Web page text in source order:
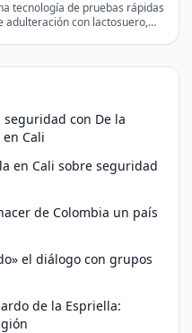
tecnología de pruebas rápidas
adulteración con lactosuero,
con De la
Cali
en Cali sobre seguridad
de Colombia un país
el diálogo con grupos
de la Espriella: